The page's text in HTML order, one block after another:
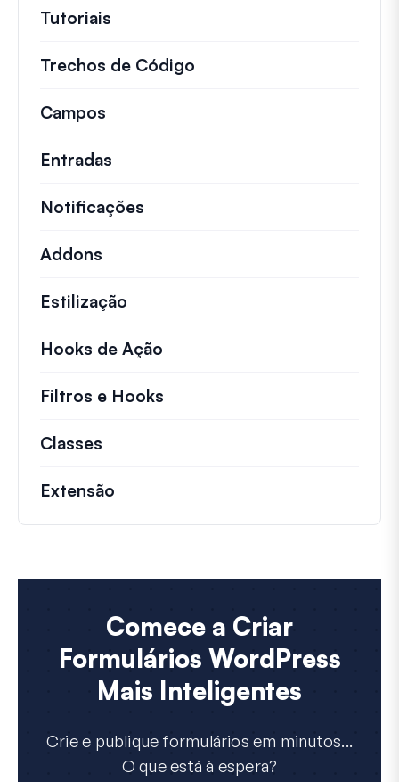
Tutoriais
Trechos de Código
Campos
Entradas
Notificações
Addons
Estilização
Hooks de Ação
Filtros e Hooks
Classes
Extensão
Comece a Criar
Formulários WordPress
Mais Inteligentes
Crie e publique formulários em minutos...
O que está à espera?